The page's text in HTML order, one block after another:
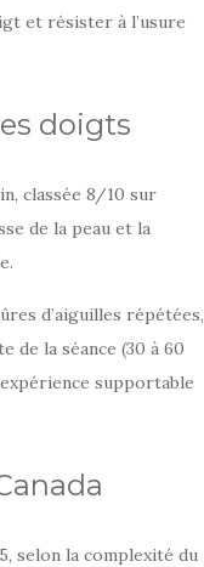
et résister à l’usure
doigts
classée 8/10 sur
de la peau et la
d’aiguilles répétées,
de la séance (30 à 60
supportable
selon la complexité du